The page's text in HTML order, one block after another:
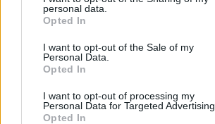
personal data.
Opted In
I want to opt-out of the Sale of my
Personal Data.
Opted In
I want to opt-out of processing my
Personal Data for Targeted Advertising.
Opted In